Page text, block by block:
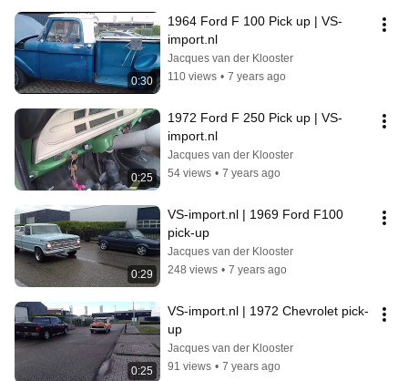
0:30
1964 Ford F 100 Pick up | VS-
import.nl
Jacques van der Klooster
110 views • 7 years ago
0:25
1972 Ford F 250 Pick up | VS-
import.nl
Jacques van der Klooster
54 views • 7 years ago
0:29
VS-import.nl | 1969 Ford F100
pick-up
Jacques van der Klooster
248 views • 7 years ago
0:25
VS-import.nl | 1972 Chevrolet pick-
up
Jacques van der Klooster
91 views • 7 years ago